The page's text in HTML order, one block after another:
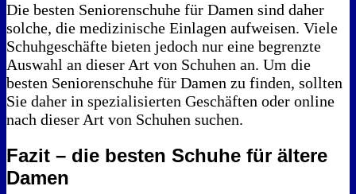
Die besten Seniorenschuhe für Damen sind daher
solche, die medizinische Einlagen aufweisen. Viele
Schuhgeschäfte bieten jedoch nur eine begrenzte
Auswahl an dieser Art von Schuhen an. Um die
besten Seniorenschuhe für Damen zu finden, sollten
Sie daher in spezialisierten Geschäften oder online
nach dieser Art von Schuhen suchen.
Fazit – die besten Schuhe für ältere
Damen